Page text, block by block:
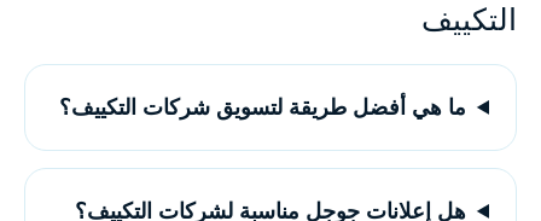
التكييف
ما هي أفضل طريقة لتسويق شركات التكييف؟
هل إعلانات جوجل مناسبة لشركات التكييف؟